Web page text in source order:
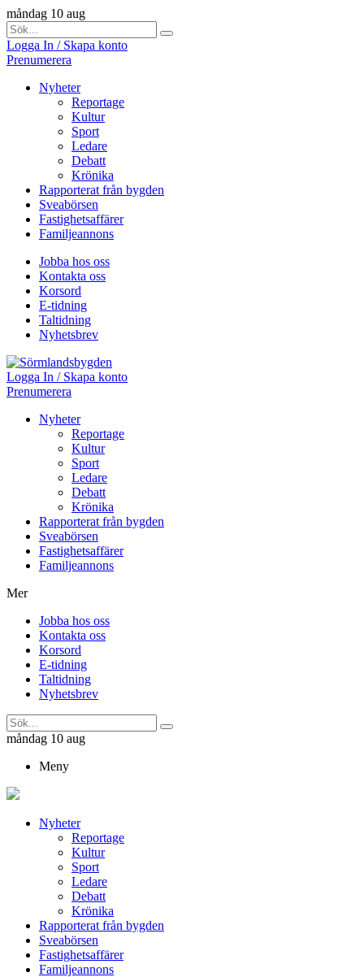
måndag 10 aug
Logga In / Skapa konto
Prenumerera
Nyheter
Reportage
Kultur
Sport
Ledare
Debatt
Krönika
Rapporterat från bygden
Sveabörsen
Fastighetsaffärer
Familjeannons
Jobba hos oss
Kontakta oss
Korsord
E-tidning
Taltidning
Nyhetsbrev
Logga In / Skapa konto
Prenumerera
Nyheter
Reportage
Kultur
Sport
Ledare
Debatt
Krönika
Rapporterat från bygden
Sveabörsen
Fastighetsaffärer
Familjeannons
Mer
Jobba hos oss
Kontakta oss
Korsord
E-tidning
Taltidning
Nyhetsbrev
måndag 10 aug
Meny
Nyheter
Reportage
Kultur
Sport
Ledare
Debatt
Krönika
Rapporterat från bygden
Sveabörsen
Fastighetsaffärer
Familjeannons